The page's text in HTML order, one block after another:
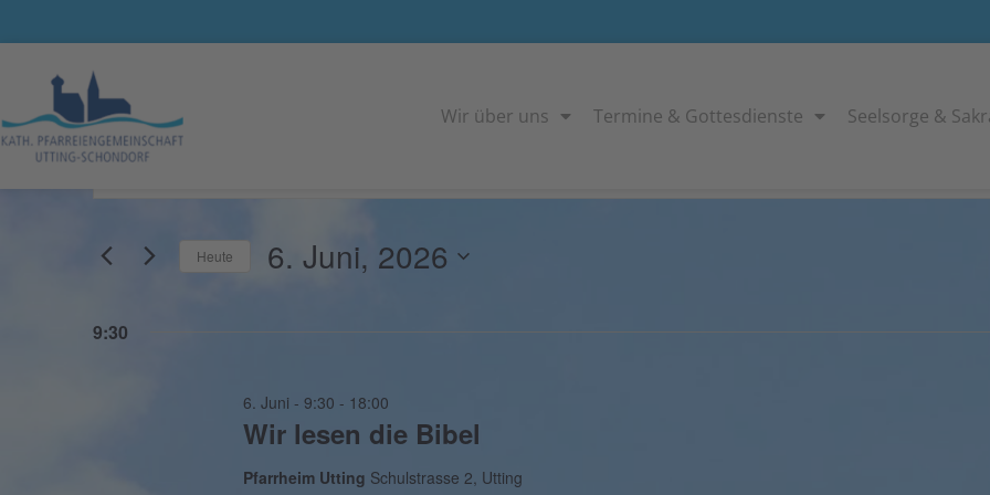
Wir über uns Termine & Gottesdienste Seelsorge &
Veranstaltungen
Ansichtennavigation
Geben
Suche
Schlüsselwort.
Heute 6. Juni, 2026
9:30
Wir lesen die Bibel
6. Juni - 9:30 - 18:00
Pfarrheim Utting Schulstrasse 2, Utting